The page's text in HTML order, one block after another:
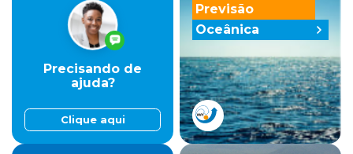
Previsão
Oceânica
Precisando de
ajuda?
Clique aqui